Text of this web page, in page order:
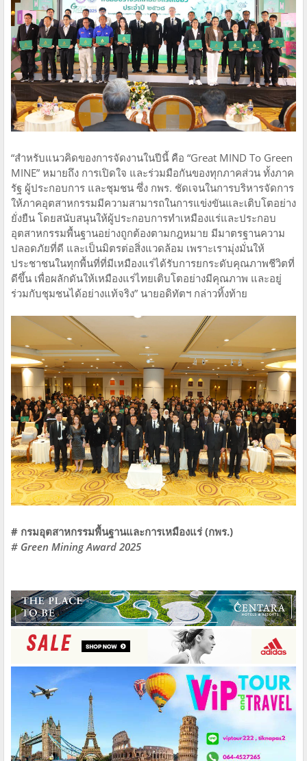
“สำหรับแนวคิดของการจัดงานในปีนี้ คือ “Great MIND To Green
MINE” หมายถึง การเปิดใจ และร่วมมือกันของทุกภาคส่วน ทั้งภาค
รัฐ ผู้ประกอบการ และชุมชน ซึ่ง กพร. ชัดเจนในการบริหารจัดการ
ให้ภาคอุตสาหกรรมมีความสามารถในการแข่งขันและเติบโตอย่าง
ยั่งยืน โดยสนับสนุนให้ผู้ประกอบการทำเหมืองแร่และประกอบ
อุตสาหกรรมพื้นฐานอย่างถูกต้องตามกฎหมาย มีมาตรฐานความ
ปลอดภัยที่ดี และเป็นมิตรต่อสิ่งแวดล้อม เพราะเรามุ่งมั่นให้
ประชาชนในทุกพื้นที่ที่มีเหมืองแร่ได้รับการยกระดับคุณภาพชีวิตที่
ดีขึ้น เพื่อผลักดันให้เหมืองแร่ไทยเติบโตอย่างมีคุณภาพ และอยู่
ร่วมกับชุมชนได้อย่างแท้จริง” นายอดิทัตฯ กล่าวทิ้งท้าย
# กรมอุตสาหกรรมพื้นฐานและการเหมืองแร่ (กพร.)
# Green Mining Award 2025